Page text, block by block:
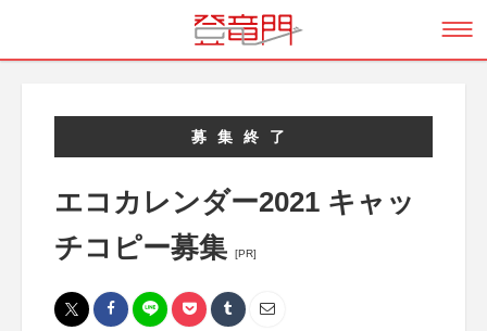
募集終了
エコカレンダー2021 キャッ
チコピー募集
[PR]